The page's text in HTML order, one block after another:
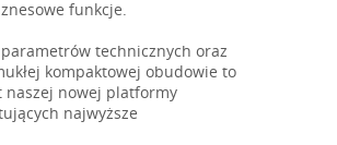
funkcje.
technicznych oraz
kompaktowej obudowie to
naszej nowej platformy
najwyższe